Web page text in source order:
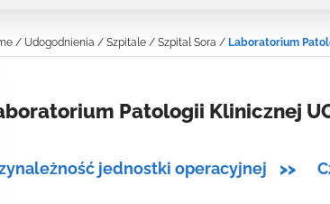
/ Udogodnienia / Szpitale / Szpital Sora / Laboratorium
Patologii Klinicznej
jednostki operacyjnej >>